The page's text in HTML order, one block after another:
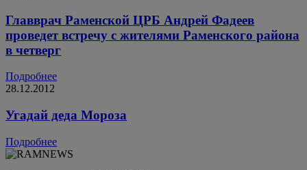
Главврач Раменской ЦРБ Андрей Фадеев
проведет встречу с жителями Раменского района
в четверг
Подробнее
28.12.2012
Угадай деда Мороза
Подробнее